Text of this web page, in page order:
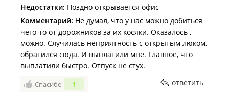
Недостатки: Поздно открывается офис
Комментарий: Не думал, что у нас можно добиться
чего-то от дорожников за их косяки. Оказалось ,
можно. Случилась неприятность с открытым люком,
обратился сюда. И выплатили мне. Главное, что
выплатили быстро. Отпуск не стух.
Спасибо 1 ответить